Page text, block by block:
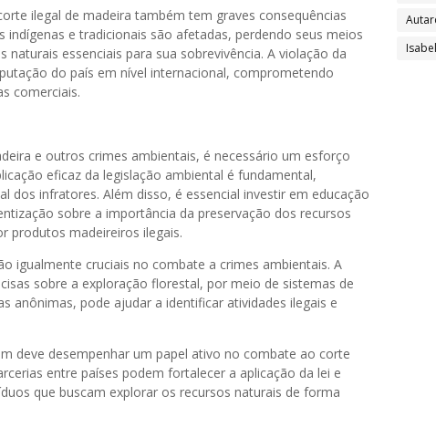
ilegal de madeira também tem graves consequências
indígenas e tradicionais são afetadas, perdendo seus meios
naturais essenciais para sua sobrevivência. A violação da
do país em nível internacional, comprometendo
comerciais.
e outros crimes ambientais, é necessário um esforço
eficaz da legislação ambiental é fundamental,
dos infratores. Além disso, é essencial investir em educação
sobre a importância da preservação dos recursos
produtos madeireiros ilegais.
igualmente cruciais no combate a crimes ambientais. A
sobre a exploração florestal, por meio de sistemas de
anônimas, pode ajudar a identificar atividades ilegais e
deve desempenhar um papel ativo no combate ao corte
entre países podem fortalecer a aplicação da lei e
que buscam explorar os recursos naturais de forma